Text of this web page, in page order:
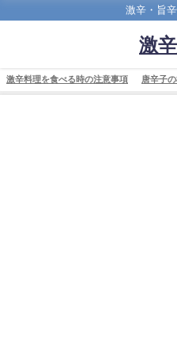
激辛・旨
激
激辛料理を食べる時の注意事項 唐辛子